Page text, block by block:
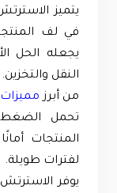
يتميز
في لف
يجعله الحل
النقل والتخزين.
من أبرز
تحمل الضغط
المنتجات
لفترات طويلة.
يوفر